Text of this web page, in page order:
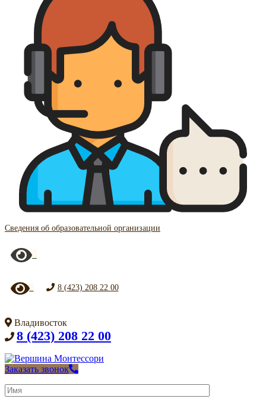
Сведения об образовательной организации
8 (423) 208 22 00
Владивосток
8 (423) 208 22 00
Заказать звонок